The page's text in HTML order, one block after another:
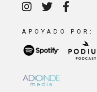
APOYADO POR: